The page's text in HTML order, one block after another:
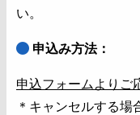
い。
申込み方法：
申込フォームよりご
＊キャンセルする